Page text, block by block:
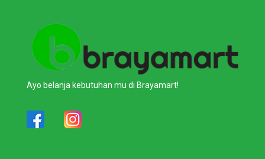
Ayo belanja kebutuhan mu di Brayamart!